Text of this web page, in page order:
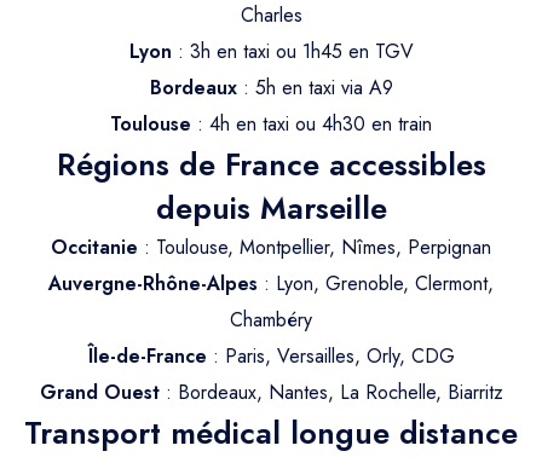
Trajet Séminaire
Trajet Santé
Trajet Longue Distance
Actualités & évènements
Contactez-nous
Charles
Lyon : 3h en taxi ou 1h45 en TGV
Bordeaux: 5h en taxi via A9
Toulouse : 4h en taxi ou 4h30 en train
Régions de France accessibles
depuis Marseille
Occitanie : Toulouse, Montpellier, Nîmes, Perpignan
Auvergne-Rhône-Alpes : Lyon, Grenoble, Clermont,
Chambéry
Île-de-France : Paris, Versailles, Orly, CDG
Grand Ouest: Bordeaux, Nantes, La Rochelle, Biarritz
Transport médical longue distance